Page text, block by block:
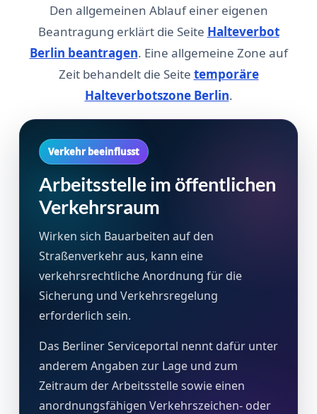
Den allgemeinen Ablauf einer eigenen
Beantragung erklärt die Seite Halteverbot
Berlin beantragen. Eine allgemeine Zone auf
Zeit behandelt die Seite temporäre
Halteverbotszone Berlin.
Verkehr beeinflusst
Arbeitsstelle im öffentlichen
Verkehrsraum
Wirken sich Bauarbeiten auf den
Straßenverkehr aus, kann eine
verkehrsrechtliche Anordnung für die
Sicherung und Verkehrsregelung
erforderlich sein.
Das Berliner Serviceportal nennt dafür unter
anderem Angaben zur Lage und zum
Zeitraum der Arbeitsstelle sowie einen
anordnungsfähigen Verkehrszeichen- oder